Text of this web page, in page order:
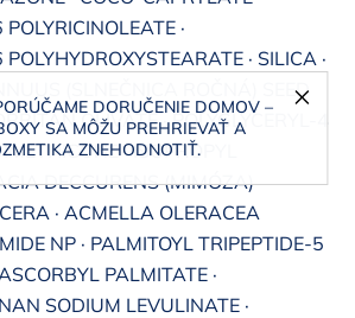
DORUČENIE DOMOV –
SA MÔŽU PREHRIEVAŤ A
ZNEHODNOTIŤ.
·
POLYHYDROXYSTEARATE · SILICA ·
(SLNEČNICA ROČNÁ) SEED
OLIVATE · POLYGLYCERYL-4
· ISOPROPYL
DECCURENS (MIMÓZA)
· ACMELLA OLERACEA
NP · PALMITOYL TRIPEPTIDE-5
PALMITATE ·
SODIUM LEVULINATE ·